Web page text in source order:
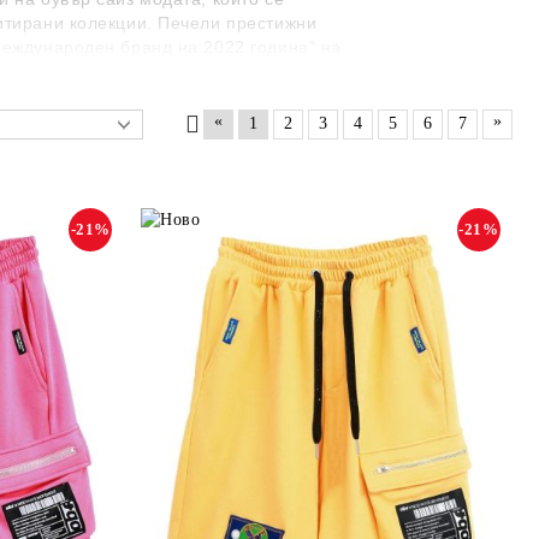
колекции. Печели престижни
« 1 2 3 4 5 6 7 »
-21% -21%